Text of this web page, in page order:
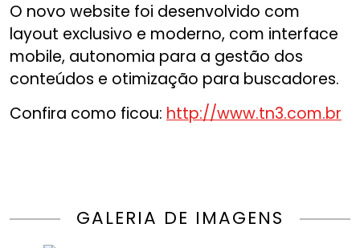
O novo website foi desenvolvido com
layout exclusivo e moderno, com interface
mobile, autonomia para a gestão dos
conteúdos e otimização para buscadores.
Confira como ficou: http://www.tn3.com.br
GALERIA DE IMAGENS